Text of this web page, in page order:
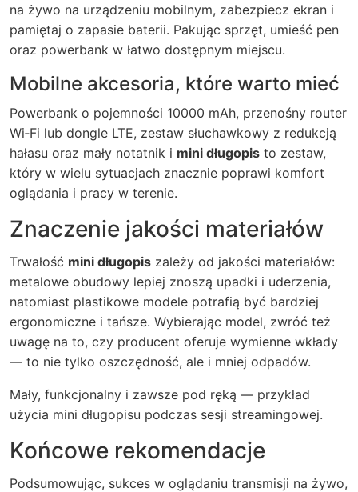
na żywo na urządzeniu mobilnym, zabezpiecz ekran i
pamiętaj o zapasie baterii. Pakując sprzęt, umieść pen
oraz powerbank w łatwo dostępnym miejscu.
Mobilne akcesoria, które warto mieć
Powerbank o pojemności 10000 mAh, przenośny router
Wi‑Fi lub dongle LTE, zestaw słuchawkowy z redukcją
hałasu oraz mały notatnik i mini długopis to zestaw,
który w wielu sytuacjach znacznie poprawi komfort
oglądania i pracy w terenie.
Znaczenie jakości materiałów
Trwałość mini długopis zależy od jakości materiałów:
metalowe obudowy lepiej znoszą upadki i uderzenia,
natomiast plastikowe modele potrafią być bardziej
ergonomiczne i tańsze. Wybierając model, zwróć też
uwagę na to, czy producent oferuje wymienne wkłady
— to nie tylko oszczędność, ale i mniej odpadów.
Mały, funkcjonalny i zawsze pod ręką — przykład
użycia mini długopisu podczas sesji streamingowej.
Końcowe rekomendacje
Podsumowując, sukces w oglądaniu transmisji na żywo,